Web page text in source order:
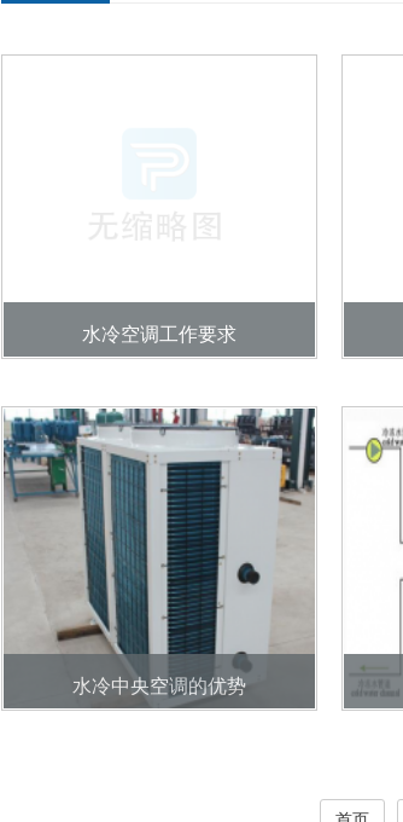
水冷空调工作要求
水冷中央空调的优势